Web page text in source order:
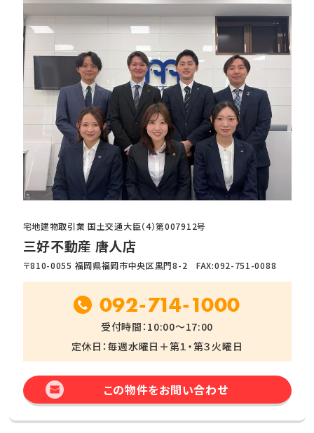
宅地建物取引業 国土交通大臣（4）第007912号
三好不動産 唐人店
〒810-0055 福岡県福岡市中央区黒門8-2 FAX:092-751-0088
092-714-1000
受付時間：10:00～17:00
定休日：毎週水曜日＋第１・第３火曜日
この物件をお問い合わせ